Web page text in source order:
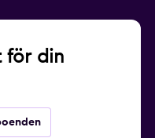
för din